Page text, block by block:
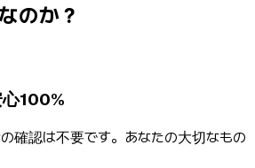
のか？
100%
確認は不要です。あなたの大切なもの